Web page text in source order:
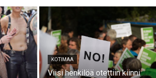
KOTIMAA
Viisi henkilöä otettiin kiinni